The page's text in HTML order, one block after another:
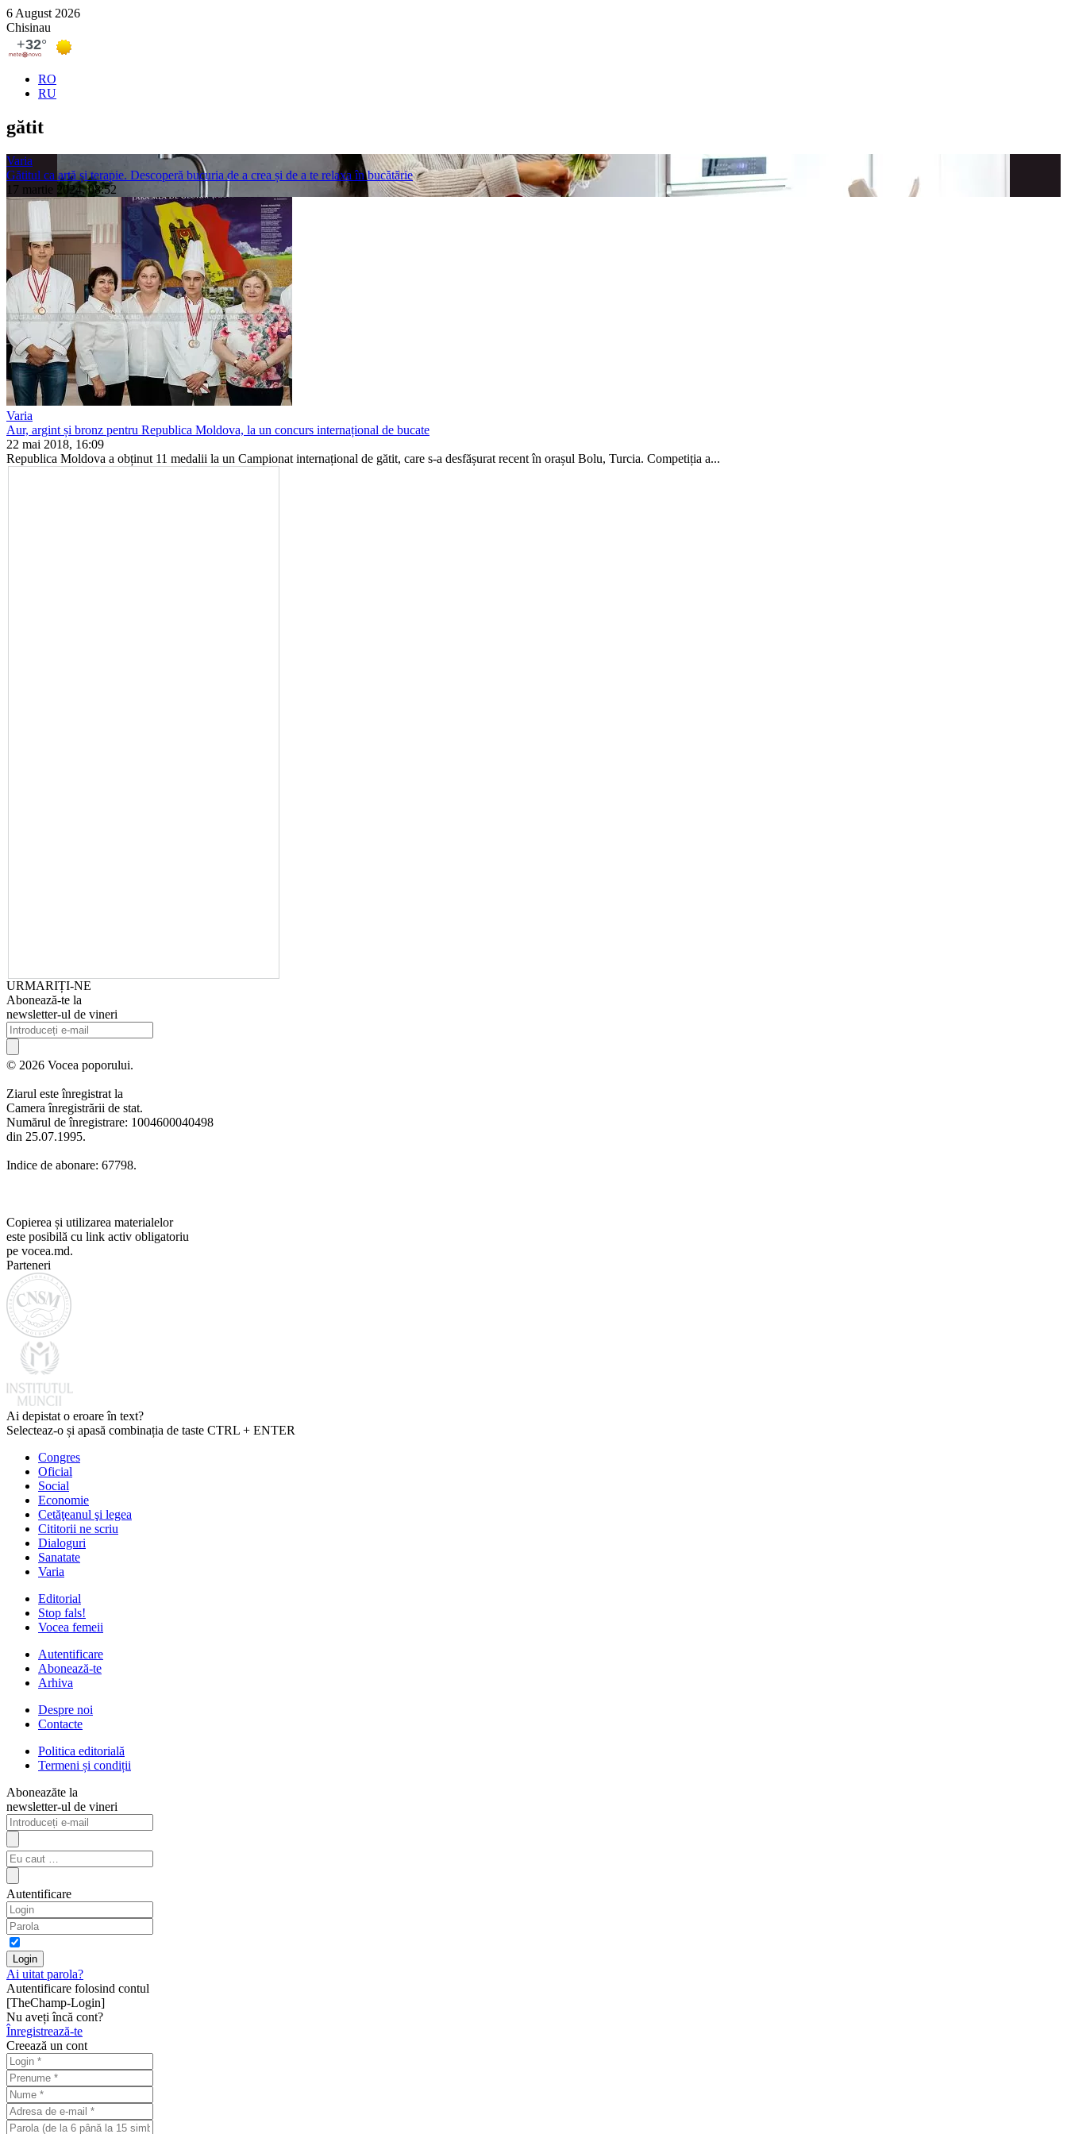
6 August 2026
Chisinau
RO
RU
gătit
Varia
Gătitul ca artă și terapie. Descoperă bucuria de a crea și de a te relaxa în bucătărie
17 martie 2024, 08:52
Varia
Aur, argint și bronz pentru Republica Moldova, la un concurs internațional de bucate
22 mai 2018, 16:09
Republica Moldova a obținut 11 medalii la un Campionat internațional de gătit, care s-a desfășurat recent în orașul Bolu, Turcia. Competiția a...
URMARIȚI-NE
Abonează-te la
newsletter-ul de vineri
© 2026 Vocea poporului.
Ziarul este înregistrat la
Camera înregistrării de stat.
Numărul de înregistrare: 1004600040498
din 25.07.1995.
Indice de abonare: 67798.
Copierea și utilizarea materialelor
este posibilă cu link activ obligatoriu
pe vocea.md.
Parteneri
Ai depistat o eroare în text?
Selecteaz-o și apasă combinația de taste CTRL + ENTER
Congres
Oficial
Social
Economie
Cetăţeanul şi legea
Cititorii ne scriu
Dialoguri
Sanatate
Varia
Editorial
Stop fals!
Vocea femeii
Autentificare
Abonează-te
Arhiva
Despre noi
Contacte
Politica editorială
Termeni și condiții
Aboneazăte la
newsletter-ul de vineri
Autentificare
Ai uitat parola?
Autentificare folosind contul
[TheChamp-Login]
Nu aveți încă cont?
Înregistrează-te
Creează un cont